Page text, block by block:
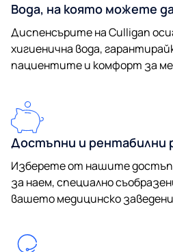
Вода, на която можете
Диспенсърите на Culligan
хигиенична вода,
пациентите и комфорт за
Достъпни и рентабилни
Изберете от нашите
за наем, специално
вашето медицинско